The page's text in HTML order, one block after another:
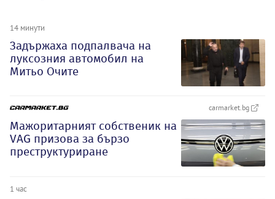
14 минути
Задържаха подпалвача на
луксозния автомобил на
Митьо Очите
carmarket.bg
Мажоритарният собственик на
VAG призова за бързо
преструктуриране
1 час